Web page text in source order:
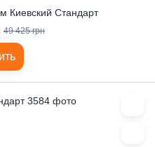
Киевский Стандарт
49 425 грн